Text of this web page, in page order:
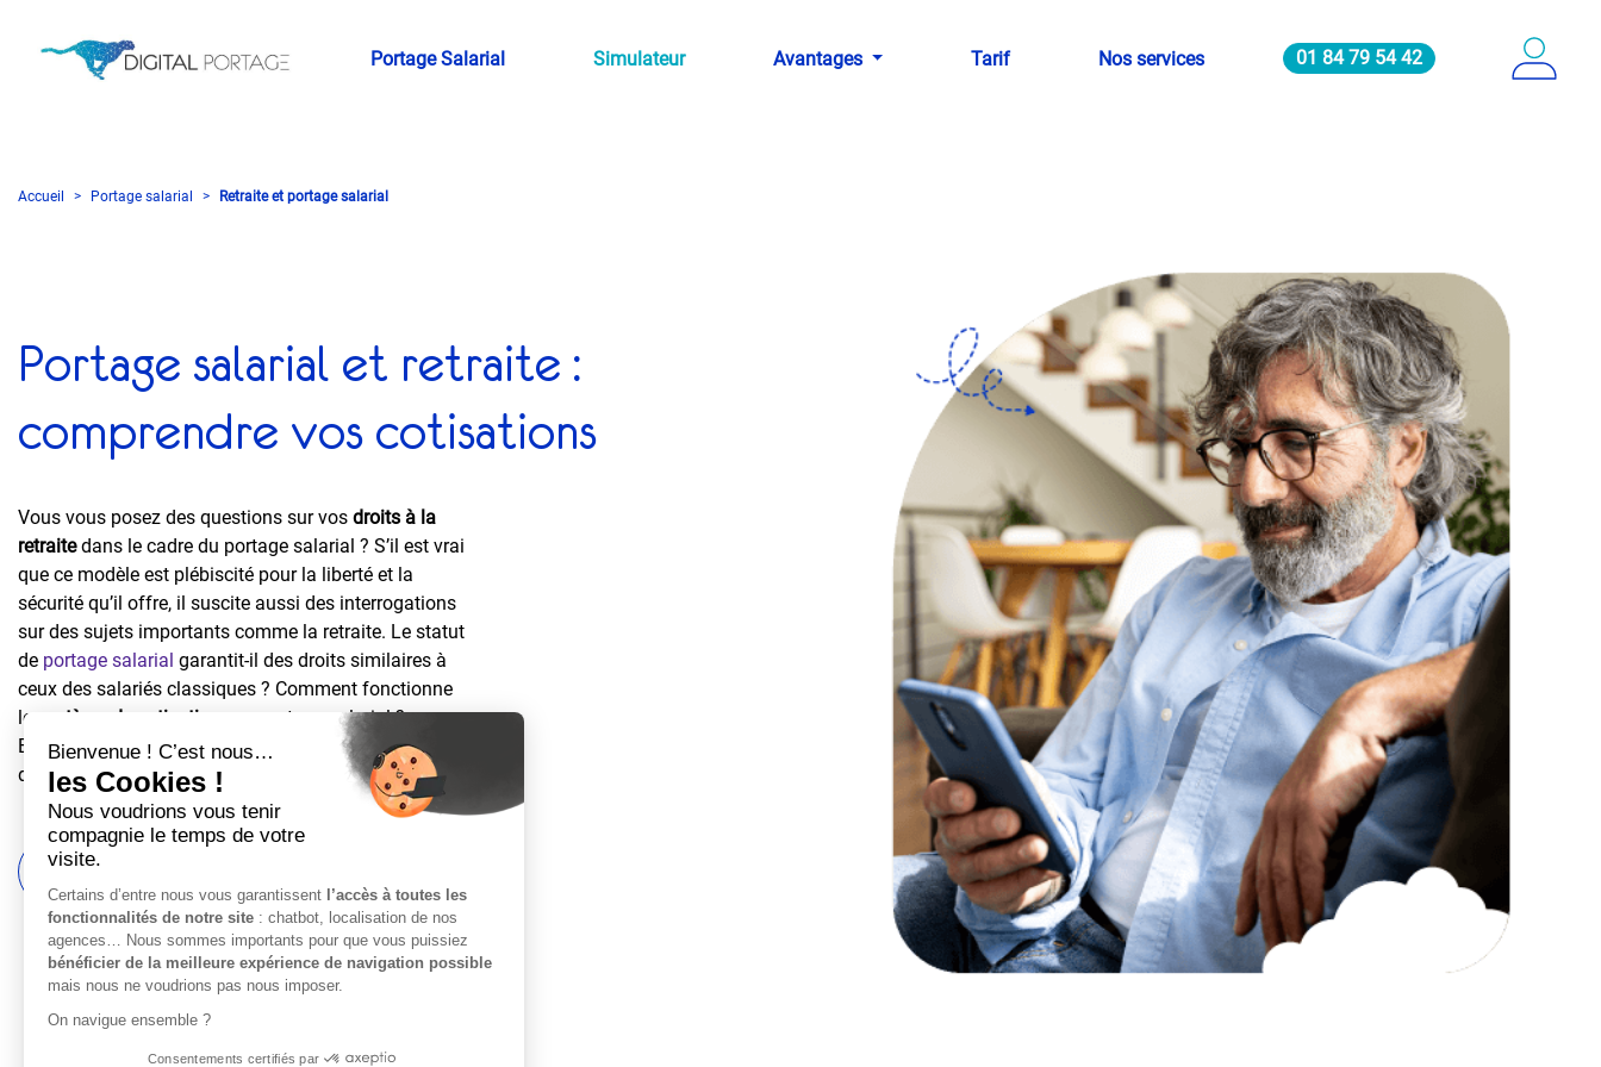
Portage Salarial Simulateur Avantages Tarif Nos services 01 84 79 54 42
Accueil Portage salarial Retraite et portage salarial
Portage salarial et retraite :
comprendre vos cotisations
Vous vous posez des questions sur vos droits à la
retraitedans le cadre du portage salarial ? S’il est vrai
que ce modèle est plébiscité pour la liberté et la
sécurité qu’il offre, il suscite aussi des interrogations
sur des sujets importants comme la retraite. Le statut
de portage salarial garantit-il des droits similaires à
ceux des salariés classiques ? Comment fonctionne
le
système de cotisations
en portage salarial ?
Explorons ces questions et détaillons les spécificités
de la retraite pour les travailleurs portés.
Simuler mon salaire